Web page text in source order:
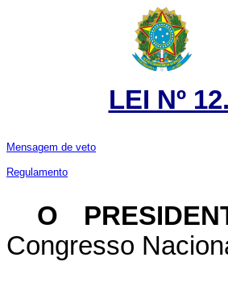
LEI Nº
Mensagem de veto
Regulamento
O
Congresso